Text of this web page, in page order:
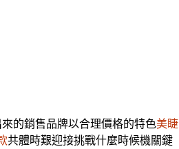
的銷售品牌以合理價格的特色美睫
共體時艱迎接挑戰什麼時候機關鍵